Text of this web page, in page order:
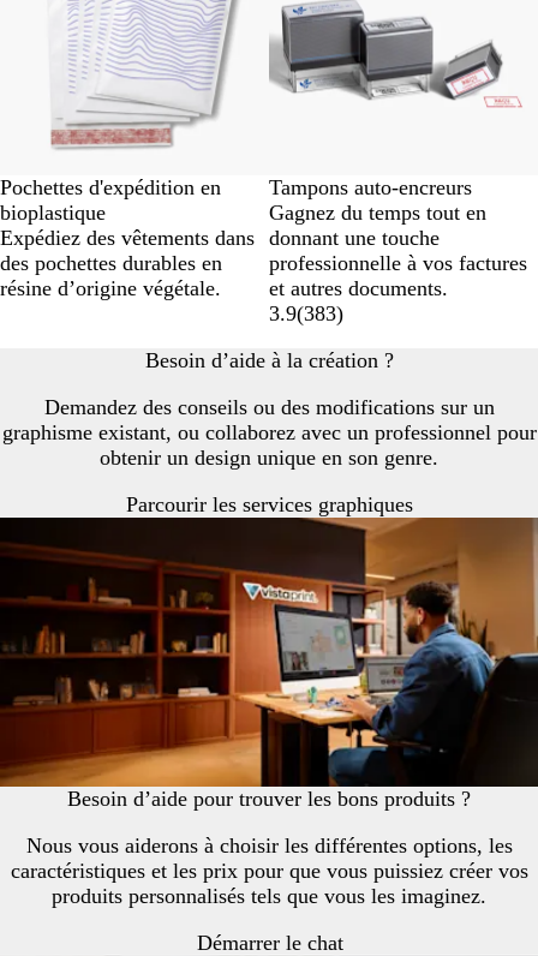
Pochettes d'expédition en
bioplastique
Expédiez des vêtements dans
des pochettes durables en
résine d’origine végétale.
Tampons auto-encreurs
Gagnez du temps tout en
donnant une touche
professionnelle à vos factures
et autres documents.
3.9(383)
Besoin d’aide à la création ?
Demandez des conseils ou des modifications sur un
graphisme existant, ou collaborez avec un professionnel pour
obtenir un design unique en son genre.
Parcourir les services graphiques
Besoin d’aide pour trouver les bons produits ?
Nous vous aiderons à choisir les différentes options, les
caractéristiques et les prix pour que vous puissiez créer vos
produits personnalisés tels que vous les imaginez.
Démarrer le chat